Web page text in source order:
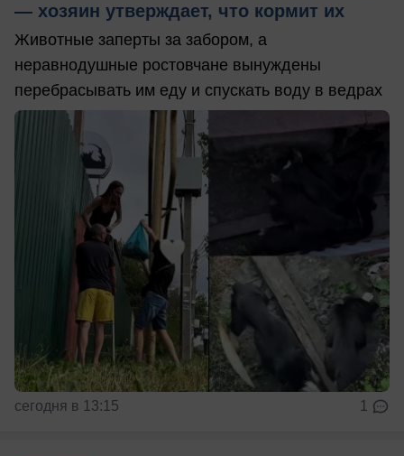
— хозяин утверждает, что кормит их
Животные заперты за забором, а
неравнодушные ростовчане вынуждены
перебрасывать им еду и спускать воду в ведрах
сегодня в 13:15 1